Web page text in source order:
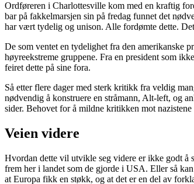
Ordføreren i Charlottesville kom med en kraftig
bar på fakkelmarsjen sin på fredag funnet det
har vært tydelig og unison. Alle fordømte dette.
De som ventet en tydelighet fra den amerikanske
høyreekstreme gruppene. Fra en president som
feiret dette på sine fora.
Så etter flere dager med sterk kritikk fra veldig
nødvendig å konstruere en stråmann, Alt-left, og
sider. Behovet for å mildne kritikken mot
Veien videre
Hvordan dette vil utvikle seg videre er ikke godt å
frem her i landet som de gjorde i USA. Eller så
at Europa fikk en støkk, og at det er en del av